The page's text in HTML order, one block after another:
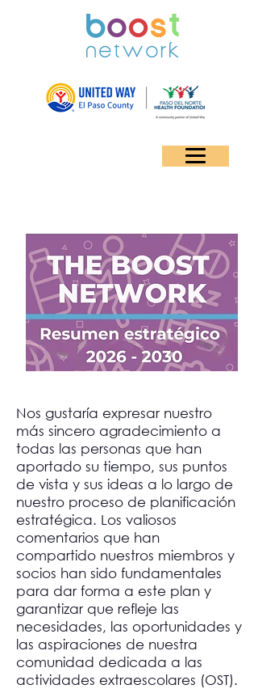
Nos gustaría expresar nuestro
más sincero agradecimiento a
todas las personas que han
aportado su tiempo, sus puntos
de vista y sus ideas a lo largo de
nuestro proceso de planificación
estratégica. Los valiosos
comentarios que han
compartido nuestros miembros y
socios han sido fundamentales
para dar forma a este plan y
garantizar que refleje las
necesidades, las oportunidades y
las aspiraciones de nuestra
comunidad dedicada a las
actividades extraescolares (OST).